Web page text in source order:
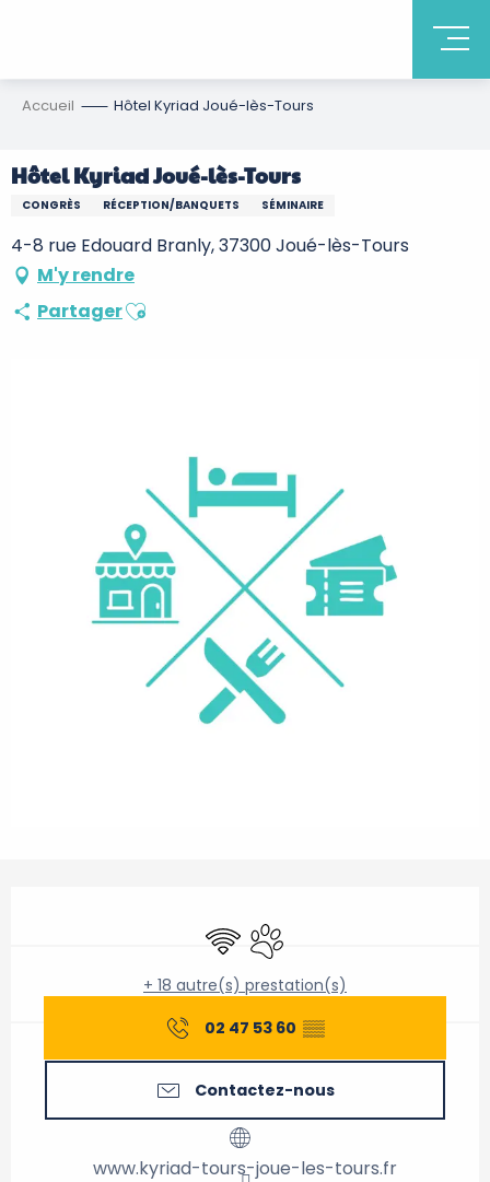
Accueil Hôtel Kyriad Joué-lès-Tours
Hôtel Kyriad Joué-lès-Tours
CONGRÈS RÉCEPTION/BANQUETS SÉMINAIRE
4-8 rue Edouard Branly, 37300 Joué-lès-Tours
M'y rendre
PartagerAjouter aux favoris
WiFi Animaux acceptés
+ 18 autre(s) prestation(s)
02 47 53 60 ▒▒
Contactez-nous
www.kyriad-tours-joue-les-tours.fr